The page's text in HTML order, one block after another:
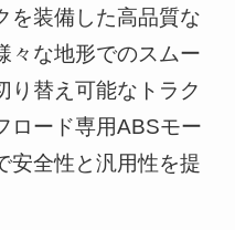
を装備した高品質な
々な地形でのスムー
り替え可能なトラク
ロード専用ABSモー
安全性と汎用性を提